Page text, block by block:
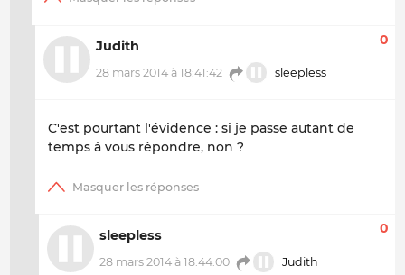
Judith
28 mars 2014 à 18:41:42 sleepless
0
C'est pourtant l'évidence : si je passe autant de
temps à vous répondre, non ?
sleepless
28 mars 2014 à 18:44:00 Judith
0